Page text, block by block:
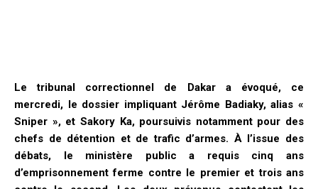
Le tribunal correctionnel de Dakar a évoqué, ce
mercredi, le dossier impliquant Jérôme Badiaky, alias «
Sniper », et Sakory Ka, poursuivis notamment pour des
chefs de détention et de trafic d’armes. À l’issue des
débats, le ministère public a requis cinq ans
d’emprisonnement ferme contre le premier et trois ans